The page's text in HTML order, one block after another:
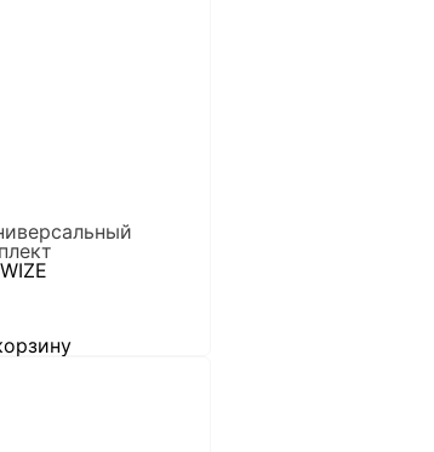
WIZE